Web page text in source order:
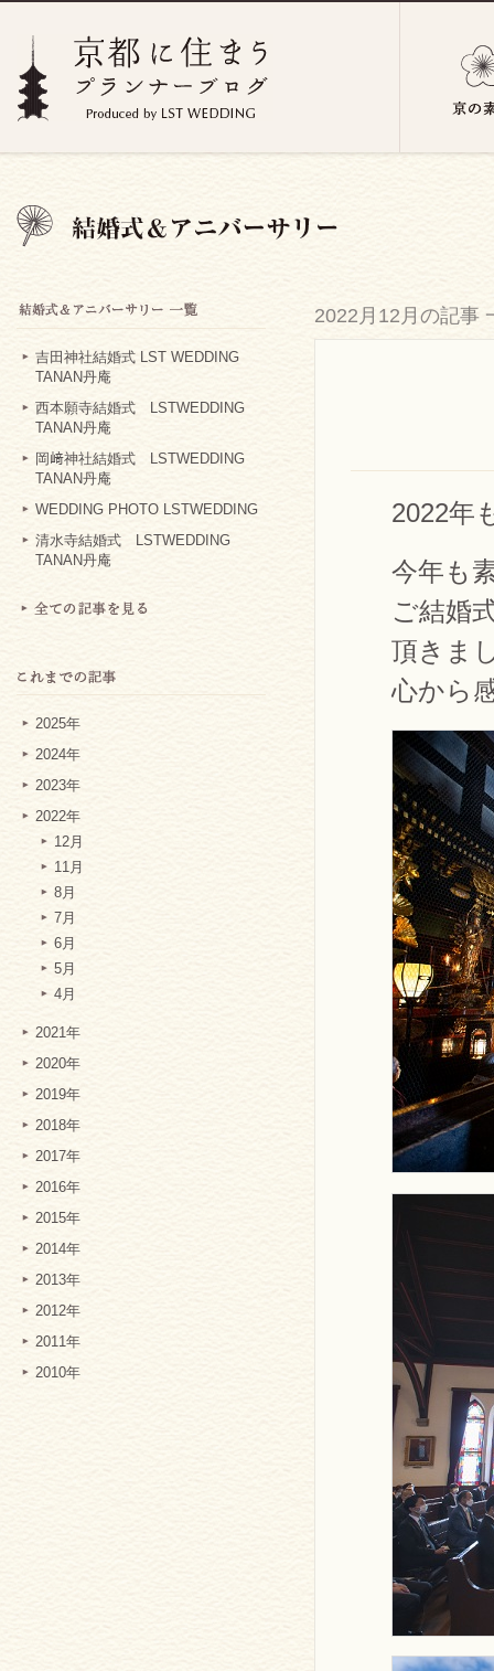
吉田神社結婚式 LST WEDDING
TANAN丹庵
西本願寺結婚式 LSTWEDDING
TANAN丹庵
岡﨑神社結婚式 LSTWEDDING
TANAN丹庵
WEDDING PHOTO LSTWEDDING
清水寺結婚式 LSTWEDDING
TANAN丹庵
2025年
2024年
2023年
2022年
12月
11月
8月
7月
6月
5月
4月
2021年
2020年
2019年
2018年
2017年
2016年
2015年
2014年
2013年
2012年
2011年
2010年
2022月12月の記事
2022年
今年も
ご結婚
頂きま
心から